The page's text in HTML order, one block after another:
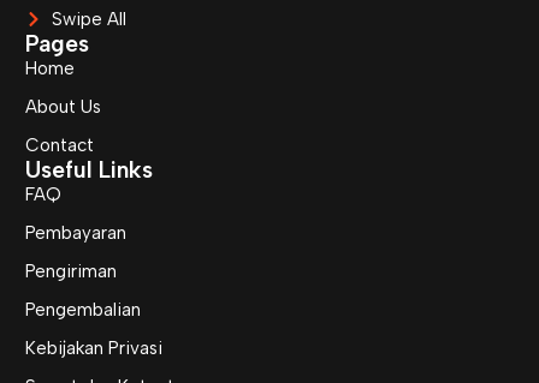
Swipe All
Pages
Home
About Us
Contact
Useful Links
FAQ
Pembayaran
Pengiriman
Pengembalian
Kebijakan Privasi